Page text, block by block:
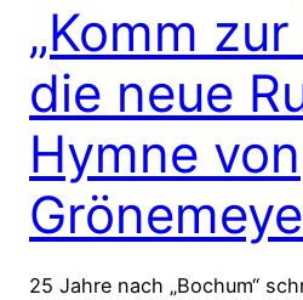
„Komm zur
die neue
Hymne von
25 Jahre nach „Bochum“